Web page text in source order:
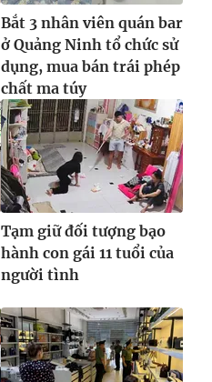
Bắt 3 nhân viên quán bar
ở Quảng Ninh tổ chức sử
dụng, mua bán trái phép
chất ma túy
Tạm giữ đối tượng bạo
hành con gái 11 tuổi của
người tình